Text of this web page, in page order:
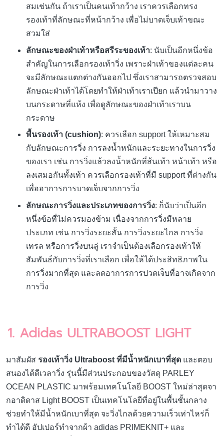
สมเช่นกัน ถ้าเราเป็นคนเท้ากว้าง เราควรเลือกทรง
รองเท้าที่ลักษณะที่หน้ากว้าง เพื่อไม่บาดเจ็บเท้าขณะ
สวมใส่
ลักษณะของฝ่าเท้าหรือสรีระของเท้า: นับเป็นอีกหนึ่งข้อ
สำคัญในการเลือกรองเท้าวิ่ง เพราะฝ่าเท้าของแต่ละคน
จะมีลักษณะแตกต่างกันออกไป ซึ่งเราสามารถตรวจสอบ
ลักษณะฝ่าเท้าได้โดยทำให้ฝ่าเท้าเราเปียก แล้วนำมาวาง
บนกระดาษที่แห้ง เพื่อดูลักษณะของฝ่าเท้าเราบน
กระดาษ
พื้นรองเท้า (cushion): ควรเลือก support ให้เหมาะสม
กับลักษณะการวิ่ง การลงน้ำหนักและระยะทางในการวิ่ง
ของเรา เช่น การวิ่งแล้วลงน้ำหนักที่ส้นเท้า หน้าเท้า หรือ
ลงเสมอกันทั้งเท้า ควรเลือกรองเท้าที่มี support ที่ต่างกัน
เพื่ออาการการบาดเจ็บจากการวิ่ง
ลักษณะการวิ่งและประเภทของการวิ่ง: ก็นับว่าเป็นอีก
หนึ่งข้อที่ไม่ควรมองข้าม เนื่องจากการวิ่งมีหลาย
ประเภท เช่น การวิ่งระยะสั้น การวิ่งระยะไกล การวิ่ง
เทรล หรือการวิ่งบนลู่ เราจำเป็นต้องเลือกรองเท้าให้
สัมพันธ์กับการวิ่งที่เราเลือก เพื่อให้ได้ประสิทธิภาพใน
การวิ่งมากที่สุด และลดอาการการปวดเจ็บที่อาจเกิดจาก
การวิ่ง
1. Adidas ULTRABOOST LIGHT
มาสัมผัส รองเท้าวิ่ง Ultraboost ที่มีน้ำหนักเบาที่สุด และตอบ
สนองได้ดีเวลาวิ่ง รุ่นนี้มีส่วนประกอบของวัสดุ PARLEY
OCEAN PLASTIC มาพร้อมเทคโนโลยี BOOST ใหม่ล่าสุดจา
กอาดิดาส Light BOOST เป็นเทคโนโลยีที่อยู่ในพื้นชั้นกลาง
ช่วยทำให้มีน้ำหนักเบาที่สุด จะวิ่งไกลด้วยความเร็วเท่าไหร่ก็
ทำได้ดี อัปเปอร์ทำจากผ้า adidas PRIMEKNIT+ และ